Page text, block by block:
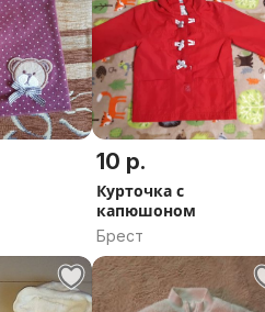
10 р.
Курточка с
капюшоном
Брест